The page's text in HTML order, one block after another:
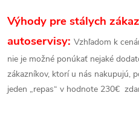
Výhody pre stálych
autoservisy: Vzhľadom k
nie je možné ponúkať nejaké
zákazníkov, ktorí u nás nakupujú,
jeden „repas“ v hodnote 230€